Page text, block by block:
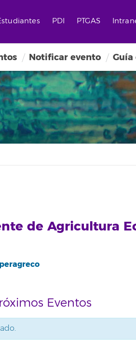
PDI PTGAS
Notificar evento Guía
de Agricultura
Eventos